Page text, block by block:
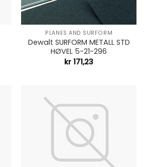
PLANES AND SURFORM
Dewalt SURFORM METALL STD
HØVEL 5-21-296
kr 171,23